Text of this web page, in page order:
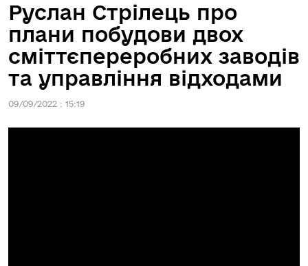
Руслан Стрілець про
плани побудови двох
сміттєпереробних заводів
та управління відходами
09/09/2022 : 15:19